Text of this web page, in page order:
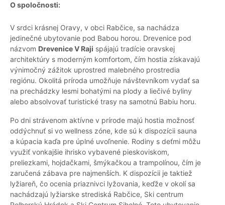
O spoločnosti:
V srdci krásnej Oravy, v obci Rabčice, sa nachádza
jedinečné ubytovanie pod Babou horou. Drevenice pod
názvom Drevenice V Raji spájajú tradície oravskej
architektúry s moderným komfortom, čím hostia získavajú
výnimočný zážitok uprostred malebného prostredia
regiónu. Okolitá príroda umožňuje návštevníkom vydať sa
na prechádzky lesmi bohatými na plody a liečivé byliny
alebo absolvovať turistické trasy na samotnú Babiu horu.
Po dni strávenom aktívne v prírode majú hostia možnosť
oddýchnuť si vo wellness zóne, kde sú k dispozícii sauna
a kúpacia kaďa pre úplné uvoľnenie. Rodiny s deťmi môžu
využiť vonkajšie ihrisko vybavené pieskoviskom,
preliezkami, hojdačkami, šmýkačkou a trampolínou, čím je
zaručená zábava pre najmenších. K dispozícii je taktiež
lyžiareň, čo ocenia priaznivci lyžovania, keďže v okolí sa
nachádzajú lyžiarske strediská Rabčice, Ski centrum